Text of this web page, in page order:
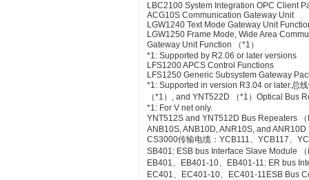
LBC2100 System Integration OPC Client
ACG10S Communication Gateway Unit
LGW1240 Text Mode Gateway Unit
LGW1250 Frame Mode, Wide Area
Gateway Unit Function （*1）
*1: Supported by R2.06 or later versions
LFS1200 APCS Control Functions
LFS1250 Generic Subsystem Gateway
*1: Supported in version R3.04 or later.总
（*1）, and YNT522D （*1）Optical Bus
*1: For V net only.
YNT512S and YNT512D Bus Repeaters
ANB10S, ANB10D, ANR10S, and
CS3000传输电缆：YCB111、YCB117、
SB401: ESB bus Interface Slave Module
EB401、EB401-10、EB401-11: ER bus
EC401、EC401-10、EC401-11ESB Bus